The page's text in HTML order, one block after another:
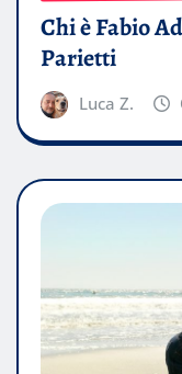
Chi è Fabio
Parietti
Luca Z.